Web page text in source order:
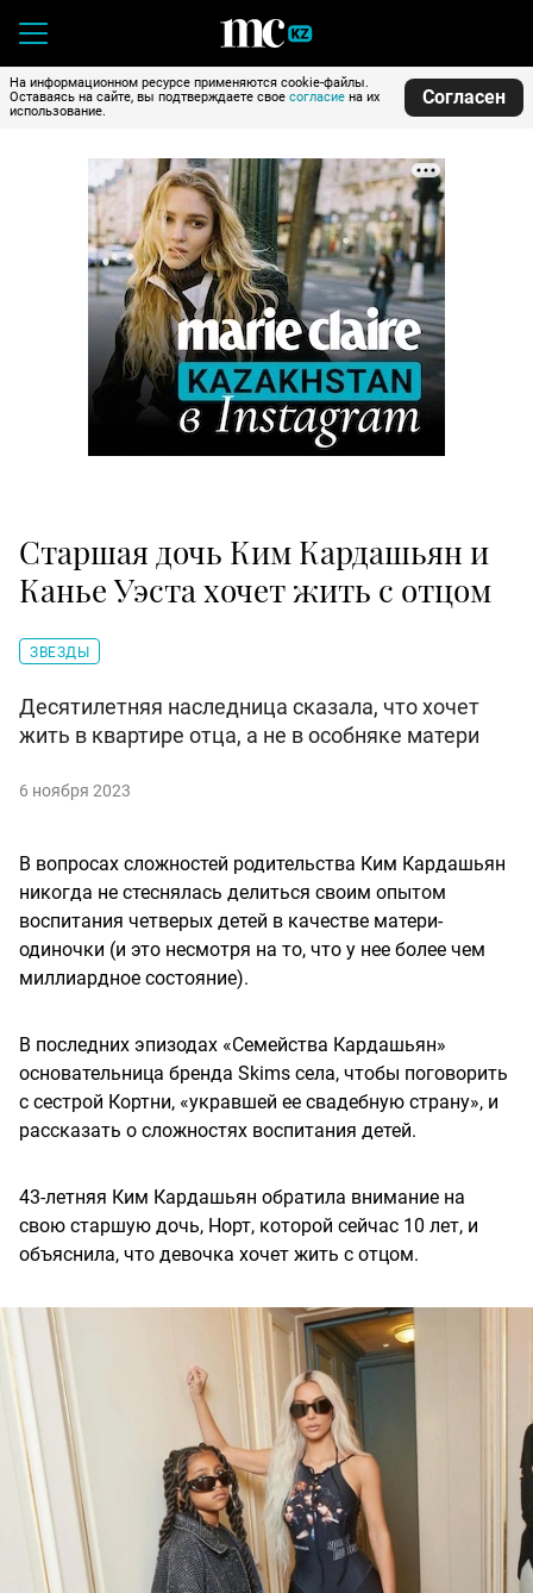
На информационном ресурсе применяются cookie-файлы.
Оставаясь на сайте, вы подтверждаете свое согласие на их
использование.
Согласен
Старшая дочь Ким Кардашьян и
Канье Уэста хочет жить с отцом
ЗВЕЗДЫ
Десятилетняя наследница сказала, что хочет
жить в квартире отца, а не в особняке матери
6 ноября 2023
В вопросах сложностей родительства Ким Кардашьян
никогда не стеснялась делиться своим опытом
воспитания четверых детей в качестве матери-
одиночки (и это несмотря на то, что у нее более чем
миллиардное состояние).
В последних эпизодах «Семейства Кардашьян»
основательница бренда Skims села, чтобы поговорить
с сестрой Кортни, «укравшей ее свадебную страну», и
рассказать о сложностях воспитания детей.
43-летняя Ким Кардашьян обратила внимание на
свою старшую дочь, Норт, которой сейчас 10 лет, и
объяснила, что девочка хочет жить с отцом.